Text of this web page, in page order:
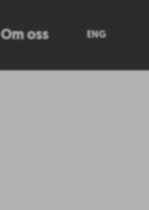
Om oss ENG